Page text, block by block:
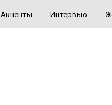
Акценты Интервью